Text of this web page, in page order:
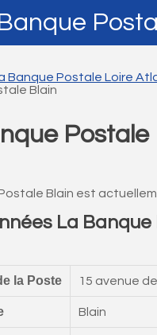
Banque Postale Loire
Blain
Postale
Blain est
La Banque
la Poste 15 avenue
Blain